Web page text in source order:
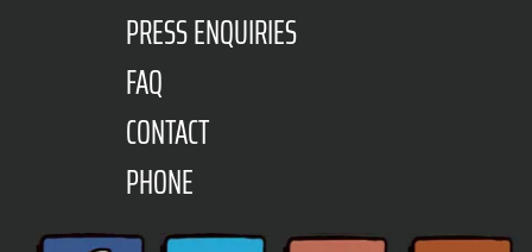
PRESS ENQUIRIES
FAQ
CONTACT
PHONE